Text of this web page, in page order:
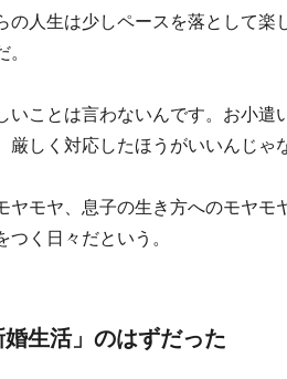
の人生は少しペースを落として楽
いことは言わないんです。お小
厳しく対応したほうがいいんじゃ
ヤモヤ、息子の生き方へのモヤモ
く日々だという。
生活」のはずだった